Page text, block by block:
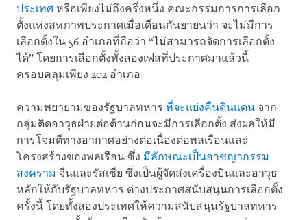
ประเทศ หรือเพียงไม่ถึงครึ่งหนึ่ง คณะกรรมการการเลือก
ตั้งแห่งสหภาพประกาศเมื่อเดือนกันยายนว่า จะไม่มีการ
เลือกตั้งใน 56 อำเภอที่ถือว่า “ไม่สามารถจัดการเลือกตั้ง
ได้” โดยการเลือกตั้งทั้งสองเฟสที่ประกาศมาแล้วนี้
ครอบคลุมเพียง 202 อำเภอ
ความพยายามของรัฐบาลทหาร ที่จะแย่งคืนดินแดน จาก
กลุ่มติดอาวุธฝ่ายต่อต้านก่อนจะมีการเลือกตั้ง ส่งผลให้มี
การโจมตีทางอากาศอย่างต่อเนื่องต่อพลเรือนและ
โครงสร้างของพลเรือน ซึ่ง มีลักษณะเป็นอาชญากรรม
สงคราม จีนและรัสเซีย ซึ่งเป็นผู้จัดส่งเครื่องบินและอาวุธ
หลักให้กับรัฐบาลทหาร ต่างประกาศสนับสนุนการเลือกตั้ง
ครั้งนี้ โดยทั้งสองประเทศให้ความสนับสนุนรัฐบาลทหาร